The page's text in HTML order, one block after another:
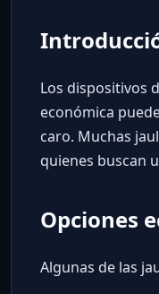
Los dispositivos
económica
caro. Muchas
quienes buscan
Opciones
Algunas de las